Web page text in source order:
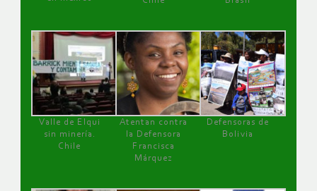
Valle de Elqui
sin minería.
Chile
Atentan contra
la Defensora
Francisca
Márquez
Defensoras de
Bolivia